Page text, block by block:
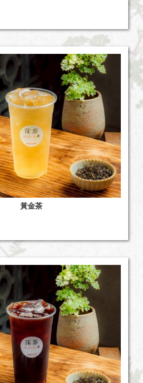
黃金茶